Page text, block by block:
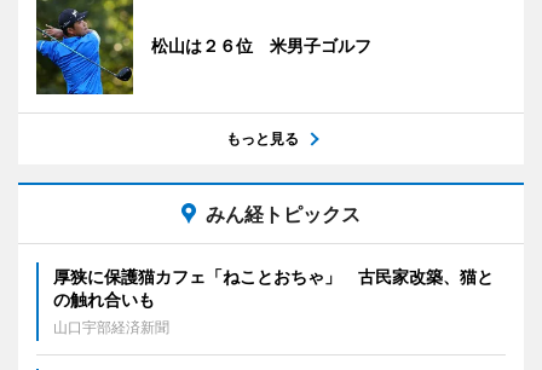
松山は２６位 米男子ゴルフ
もっと見る
みん経トピックス
厚狭に保護猫カフェ「ねことおちゃ」 古民家改築、猫と
の触れ合いも
山口宇部経済新聞